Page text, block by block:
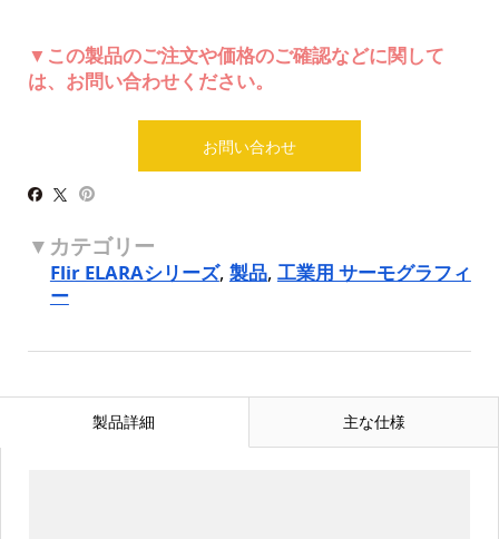
▼この製品のご注文や価格のご確認などに関して
は、お問い合わせください。
お問い合わせ
Flir ELARAシリーズ, 製品, 工業用 サーモグラフィ
ー
製品詳細 主な仕様